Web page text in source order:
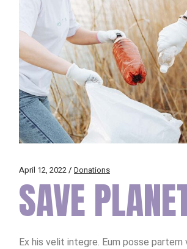
April 12, 2022 Donations
SAVE
Ex his velit integre. Eum posse partem